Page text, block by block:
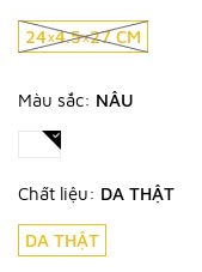
24×4.5×27 CM
Màu sắc: NÂU
Chất liệu: DA THẬT
DA THẬT